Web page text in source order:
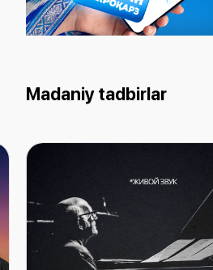
Madaniy tadbirlar